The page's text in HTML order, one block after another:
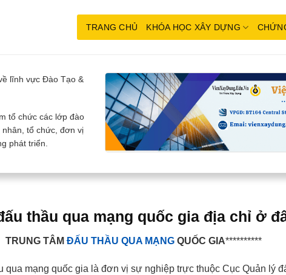
TRANG CHỦ KHÓA HỌC XÂY DỰNG
lĩnh vực Đào Tạo &
tổ chức các lớp đào
tổ chức, đơn vị
phát triển.
thầu qua mạng quốc gia địa chỉ ở
TRUNG TÂM ĐẤU THẦU QUA MẠNGQUỐC GIA**********
qua mạng quốc gia là đơn vị sự nghiệp trực thuộc Cục Quản lý